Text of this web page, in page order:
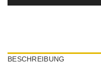
BESCHREIBUNG